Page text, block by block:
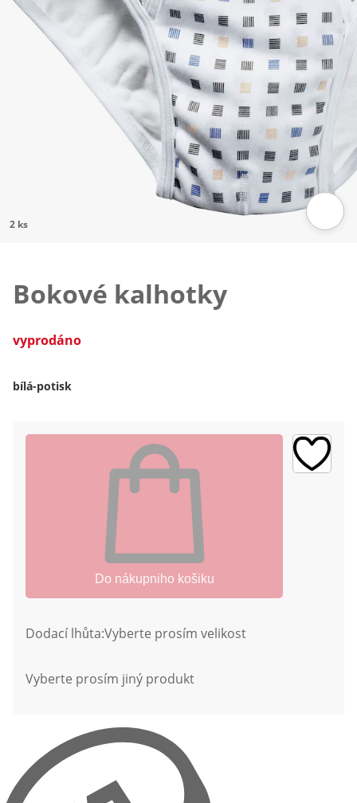
2 ks
Bokové kalhotky
vyprodáno
bílá-potisk
Do nákupniho košiku
Dodací lhůta:Vyberte prosím velikost
Vyberte prosím jiný produkt